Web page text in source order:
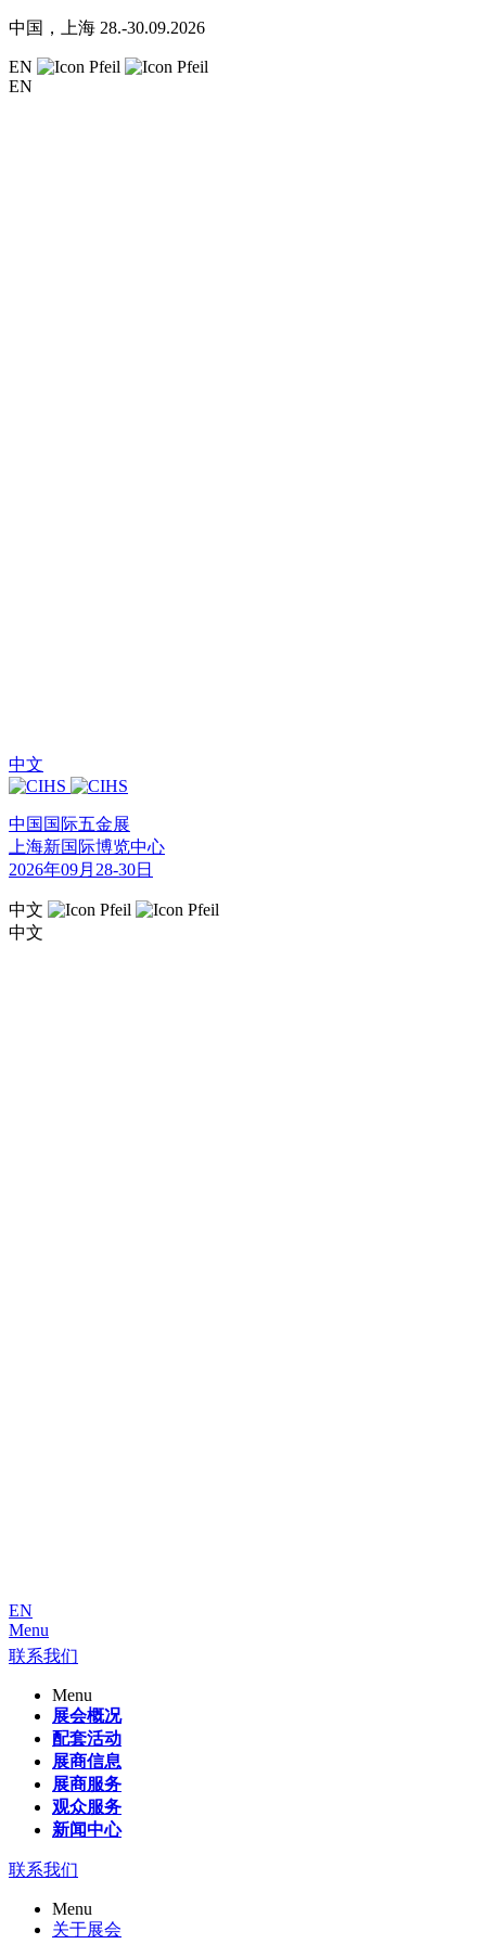
中国，上海 28.-30.09.2026
EN
EN
中文
中国国际五金展
上海新国际博览中心
2026年09月28-30日
中文
中文
EN
Menu
联系我们
Menu
展会概况
配套活动
展商信息
展商服务
观众服务
新闻中心
联系我们
Menu
关于展会